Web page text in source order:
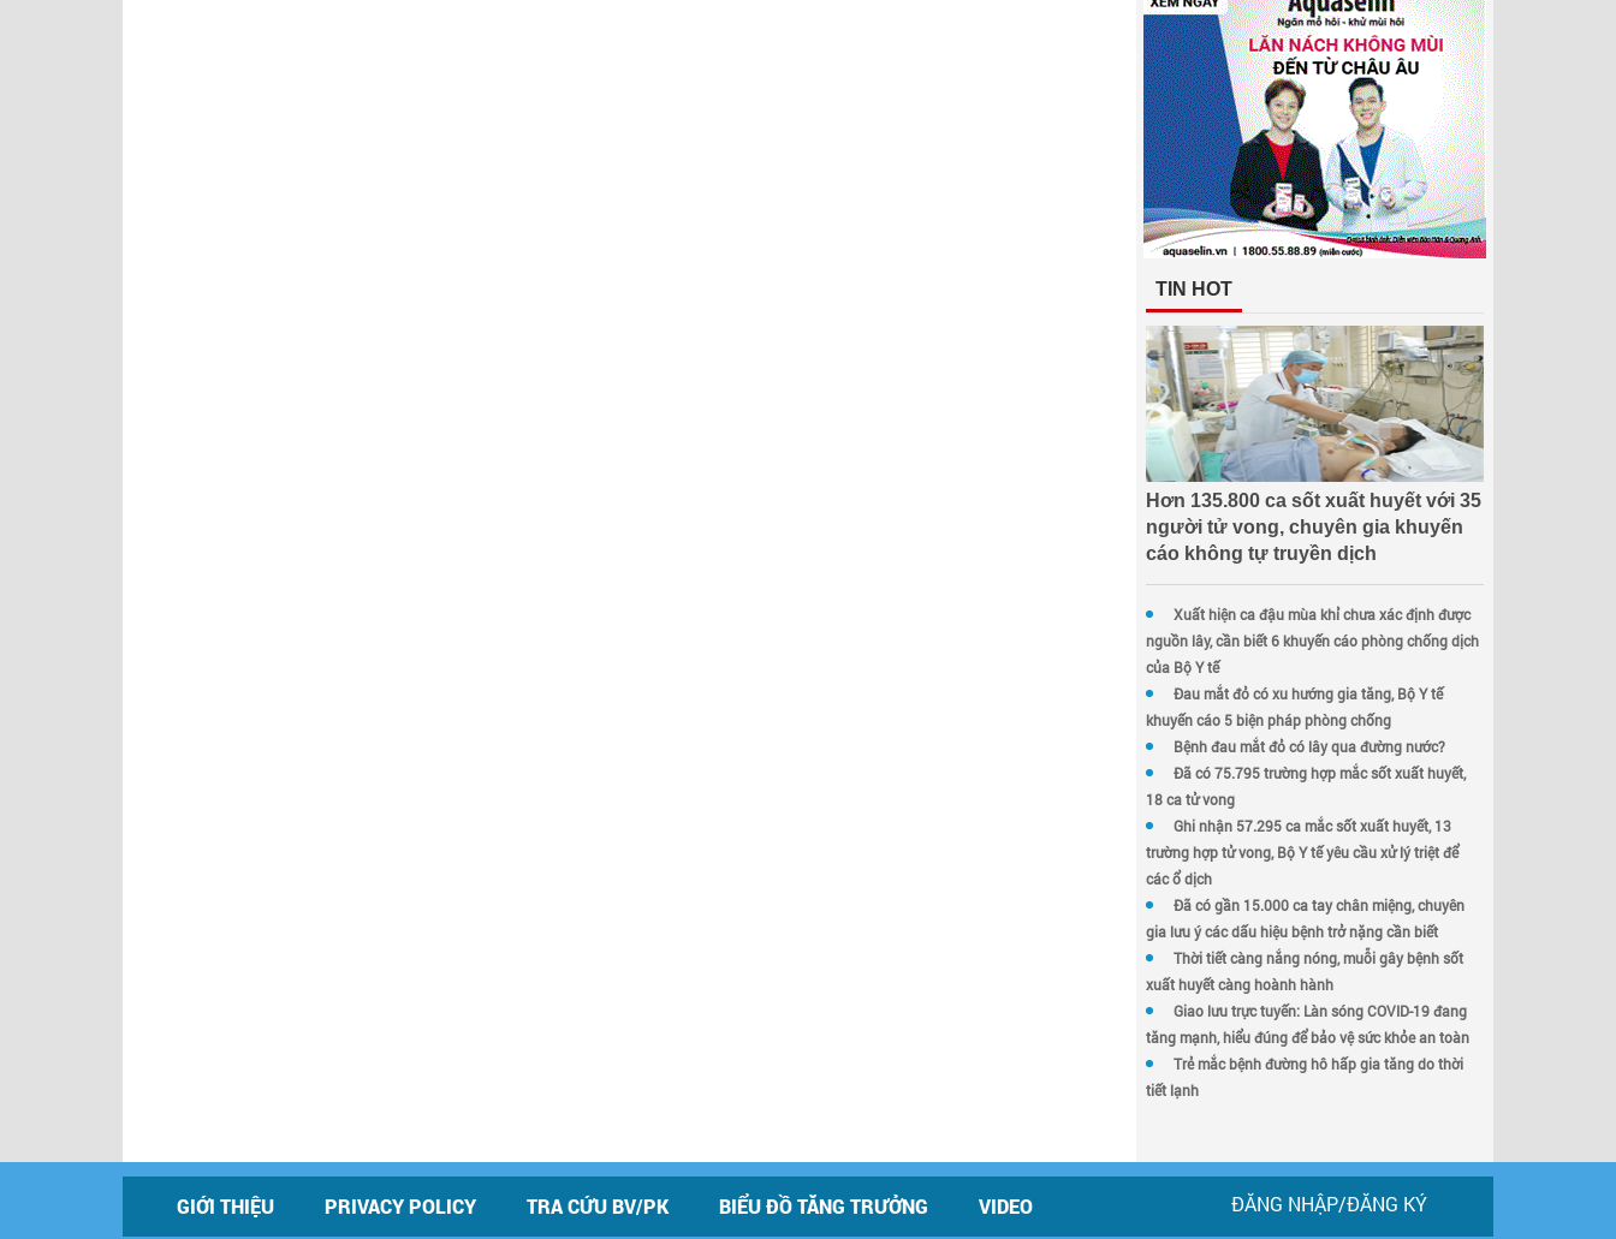
TIN HOT
Hơn 135.800 ca sốt xuất huyết với 35
người tử vong, chuyên gia khuyến
cáo không tự truyền dịch
Xuất hiện ca đậu mùa khỉ chưa xác định được
nguồn lây, cần biết 6 khuyến cáo phòng chống dịch
của Bộ Y tế
Đau mắt đỏ có xu hướng gia tăng, Bộ Y tế
khuyến cáo 5 biện pháp phòng chống
Bệnh đau mắt đỏ có lây qua đường nước?
Đã có 75.795 trường hợp mắc sốt xuất huyết,
18 ca tử vong
Ghi nhận 57.295 ca mắc sốt xuất huyết, 13
trường hợp tử vong, Bộ Y tế yêu cầu xử lý triệt để
các ổ dịch
Đã có gần 15.000 ca tay chân miệng, chuyên
gia lưu ý các dấu hiệu bệnh trở nặng cần biết
Thời tiết càng nắng nóng, muỗi gây bệnh sốt
xuất huyết càng hoành hành
Giao lưu trực tuyến: Làn sóng COVID-19 đang
tăng mạnh, hiểu đúng để bảo vệ sức khỏe an toàn
Trẻ mắc bệnh đường hô hấp gia tăng do thời
tiết lạnh
GIỚI THIỆU PRIVACY POLICY TRA CỨU BV/PK BIỂU ĐỒ TĂNG TRƯỞNG VIDEO ĐĂNG NHẬP/ĐĂNG KÝ